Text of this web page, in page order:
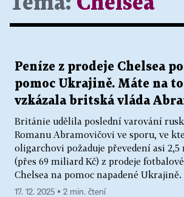
Peníze z prodeje Chelsea
pomoc Ukrajině. Máte na to
vzkázala britská vláda
Británie udělila poslední varování
Romanu Abramovičovi ve sporu, ve
oligarchovi požaduje převedení asi
(přes 69 miliard Kč) z prodeje
Chelsea na pomoc napadené
17. 12. 2025 ▪ 2 min. čtení